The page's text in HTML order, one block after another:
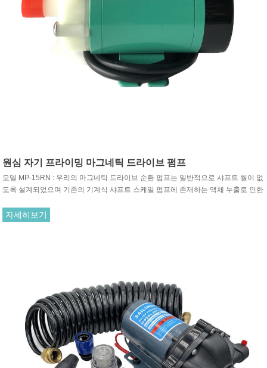
원심 자기 프라이밍 마그네틱 드라이브 펌프
모델 MP-15RN : 우리의 마그네틱 드라이브 순환 펌프는 일반적으로 샤프트 씰이 없
도록 설계되었으며 기존의 기계식 샤프트 스케일 펌프에 존재하는 액체 누출로 인한
자세히보기